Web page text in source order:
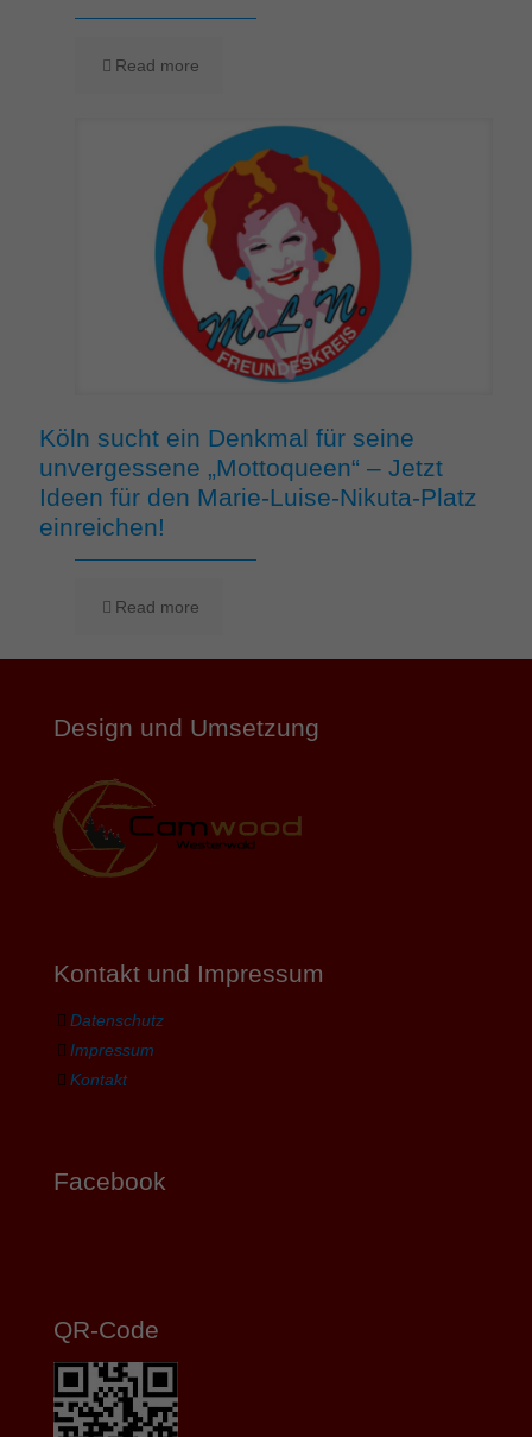
Read more
Köln sucht ein Denkmal für seine
unvergessene „Mottoqueen“ – Jetzt
Ideen für den Marie-Luise-Nikuta-Platz
einreichen!
Read more
Design und Umsetzung
Kontakt und Impressum
Datenschutz
Impressum
Kontakt
Facebook
QR-Code